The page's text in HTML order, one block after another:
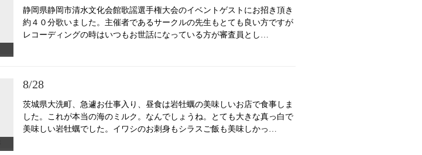
静岡県静岡市清水文化会館歌謡選手権大会のイベントゲストにお招き頂き
約４０分歌いました。主催者であるサークルの先生もとても良い方ですが
レコーディングの時はいつもお世話になっている方が審査員とし…
8/28
茨城県大洗町、急遽お仕事入り、昼食は岩牡蠣の美味しいお店で食事しま
した。これが本当の海のミルク。なんでしょうね。とても大きな真っ白で
美味しい岩牡蠣でした。イワシのお刺身もシラスご飯も美味しかっ…